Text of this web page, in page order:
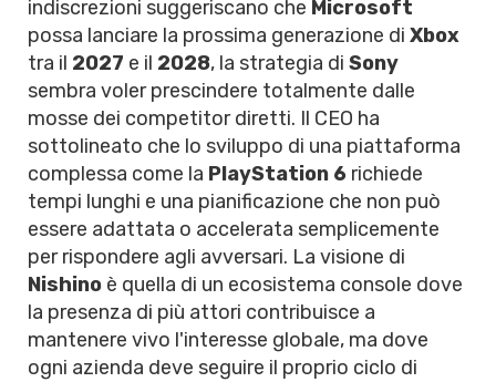
indiscrezioni suggeriscano che Microsoft
possa lanciare la prossima generazione di Xbox
tra il 2027 e il 2028, la strategia di Sony
sembra voler prescindere totalmente dalle
mosse dei competitor diretti. Il CEO ha
sottolineato che lo sviluppo di una piattaforma
complessa come la PlayStation 6 richiede
tempi lunghi e una pianificazione che non può
essere adattata o accelerata semplicemente
per rispondere agli avversari. La visione di
Nishino è quella di un ecosistema console dove
la presenza di più attori contribuisce a
mantenere vivo l'interesse globale, ma dove
ogni azienda deve seguire il proprio ciclo di